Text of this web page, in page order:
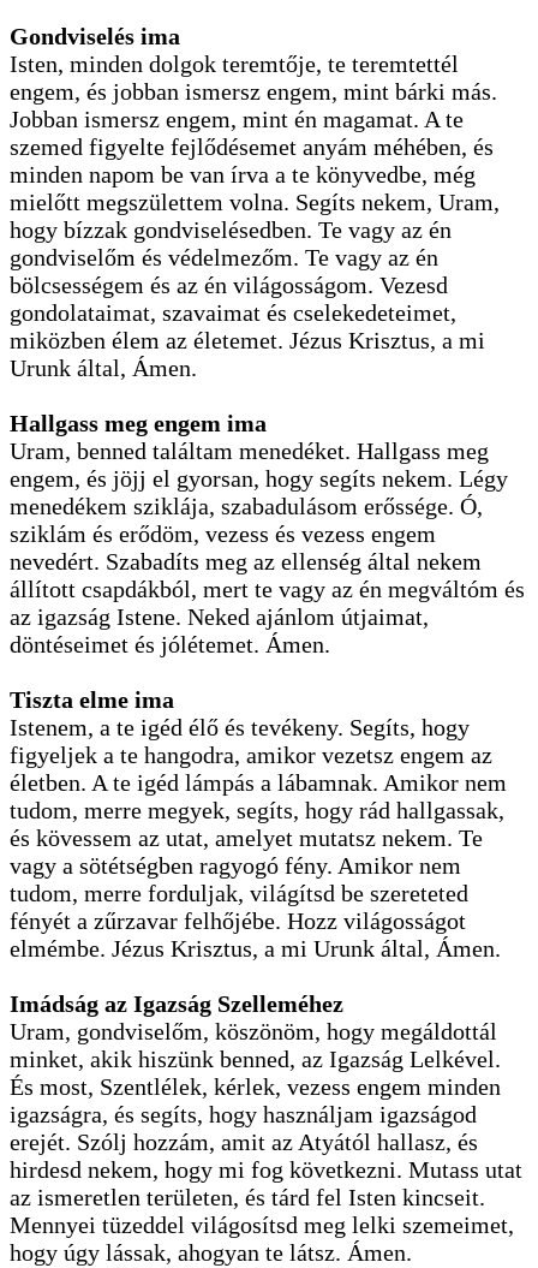
Gondviselés ima
Isten, minden dolgok teremtője, te teremtettél
engem, és jobban ismersz engem, mint bárki más.
Jobban ismersz engem, mint én magamat. A te
szemed figyelte fejlődésemet anyám méhében, és
minden napom be van írva a te könyvedbe, még
mielőtt megszülettem volna. Segíts nekem, Uram,
hogy bízzak gondviselésedben. Te vagy az én
gondviselőm és védelmezőm. Te vagy az én
bölcsességem és az én világosságom. Vezesd
gondolataimat, szavaimat és cselekedeteimet,
miközben élem az életemet. Jézus Krisztus, a mi
Urunk által, Ámen.
Hallgass meg engem ima
Uram, benned találtam menedéket. Hallgass meg
engem, és jöjj el gyorsan, hogy segíts nekem. Légy
menedékem sziklája, szabadulásom erőssége. Ó,
sziklám és erődöm, vezess és vezess engem
nevedért. Szabadíts meg az ellenség által nekem
állított csapdákból, mert te vagy az én megváltóm és
az igazság Istene. Neked ajánlom útjaimat,
döntéseimet és jólétemet. Ámen.
Tiszta elme ima
Istenem, a te igéd élő és tevékeny. Segíts, hogy
figyeljek a te hangodra, amikor vezetsz engem az
életben. A te igéd lámpás a lábamnak. Amikor nem
tudom, merre megyek, segíts, hogy rád hallgassak,
és kövessem az utat, amelyet mutatsz nekem. Te
vagy a sötétségben ragyogó fény. Amikor nem
tudom, merre forduljak, világítsd be szereteted
fényét a zűrzavar felhőjébe. Hozz világosságot
elmémbe. Jézus Krisztus, a mi Urunk által, Ámen.
Imádság az Igazság Szelleméhez
Uram, gondviselőm, köszönöm, hogy megáldottál
minket, akik hiszünk benned, az Igazság Lelkével.
És most, Szentlélek, kérlek, vezess engem minden
igazságra, és segíts, hogy használjam igazságod
erejét. Szólj hozzám, amit az Atyától hallasz, és
hirdesd nekem, hogy mi fog következni. Mutass utat
az ismeretlen területen, és tárd fel Isten kincseit.
Mennyei tüzeddel világosítsd meg lelki szemeimet,
hogy úgy lássak, ahogyan te látsz. Ámen.